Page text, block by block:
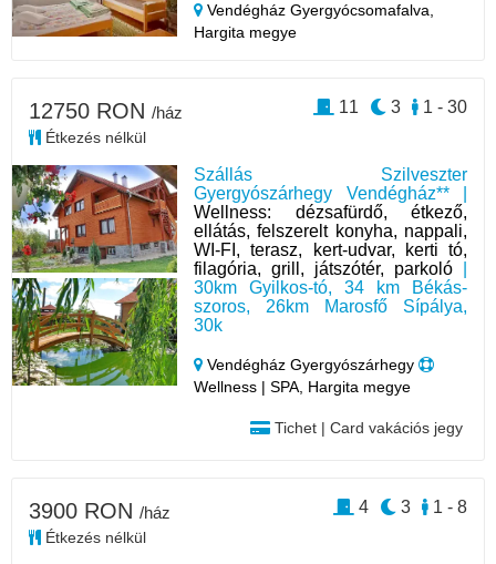
Vendégház Gyergyócsomafalva,
Hargita megye
Szállás Szilveszter
Gyergyószárhegy Vendégház** |
Wellness: dézsafürdő, étkező,
ellátás, felszerelt konyha, nappali,
WI-FI, terasz, kert-udvar, kerti tó,
filagória, grill, játszótér, parkoló
30km Gyilkos-tó, 34 km Békás-
szoros, 26km Marosfő Sípálya,
30k
Vendégház Gyergyószárhegy
Wellness | SPA, Hargita megye
Tichet | Card vakációs jegy
12750 RON /ház
Étkezés nélkül
1 - 30
3
11
3900 RON /ház
Étkezés nélkül
1 - 8
3
4